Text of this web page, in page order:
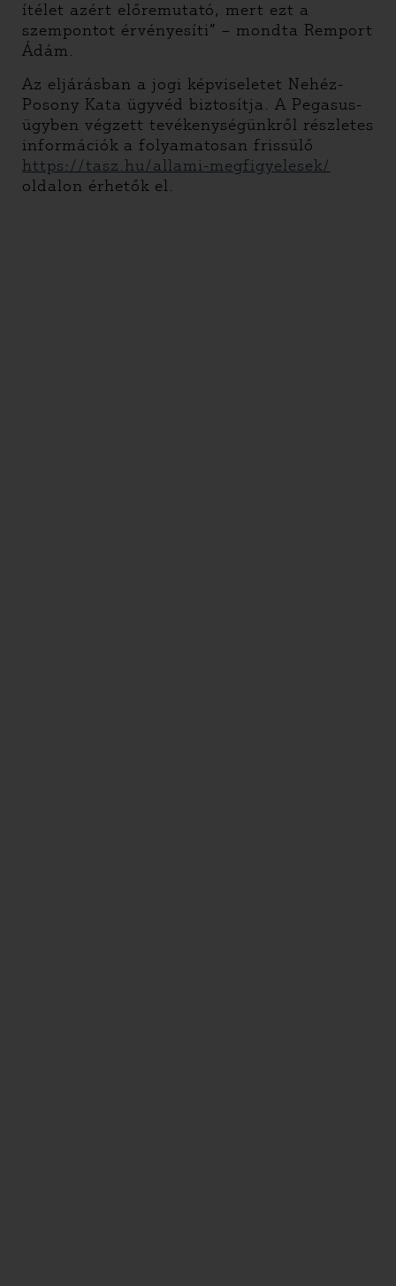
ítélet azért előremutató, mert ezt a
szempontot érvényesíti” – mondta Remport
Ádám.
Az eljárásban a jogi képviseletet Nehéz-
Posony Kata ügyvéd biztosítja. A Pegasus-
ügyben végzett tevékenységünkről részletes
információk a folyamatosan frissülő
https://tasz.hu/allami-megfigyelesek/
oldalon érhetők el.